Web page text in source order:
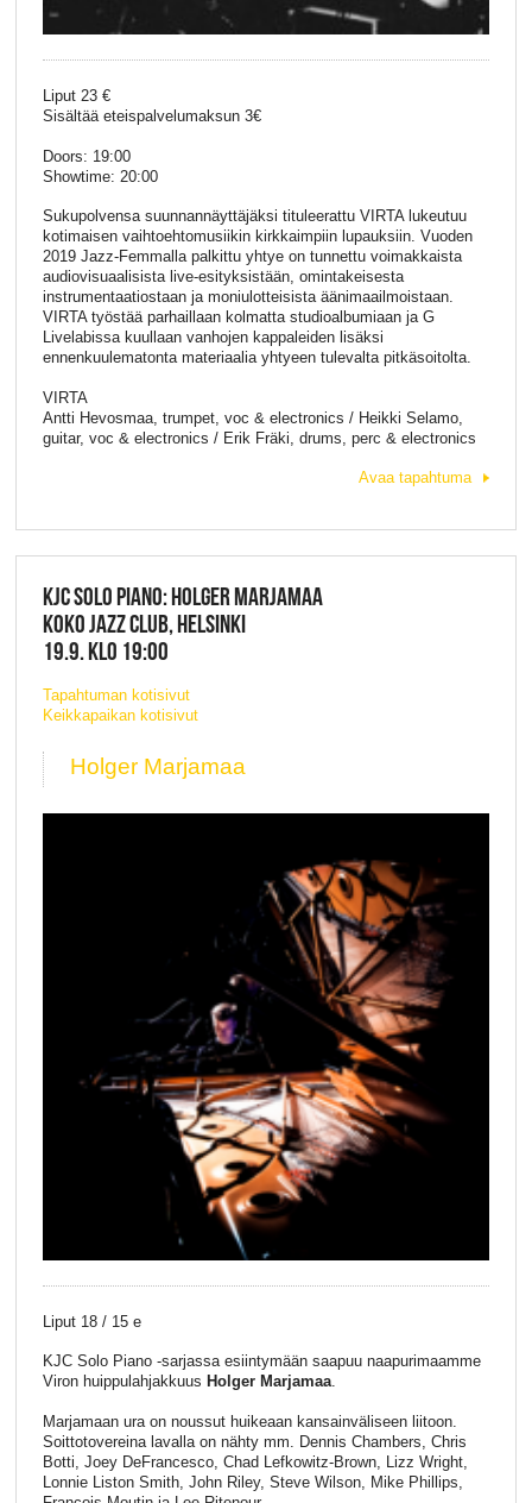
Liput 23 €
Sisältää eteispalvelumaksun 3€
Doors: 19:00
Showtime: 20:00
Sukupolvensa suunnannäyttäjäksi tituleerattu VIRTA lukeutuu
kotimaisen vaihtoehtomusiikin kirkkaimpiin lupauksiin. Vuoden
2019 Jazz-Femmalla palkittu yhtye on tunnettu voimakkaista
audiovisuaalisista live-esityksistään, omintakeisesta
instrumentaatiostaan ja moniulotteisista äänimaailmoistaan.
VIRTA työstää parhaillaan kolmatta studioalbumiaan ja G
Livelabissa kuullaan vanhojen kappaleiden lisäksi
ennenkuulematonta materiaalia yhtyeen tulevalta pitkäsoitolta.
VIRTA
Antti Hevosmaa, trumpet, voc & electronics / Heikki Selamo,
guitar, voc & electronics / Erik Fräki, drums, perc & electronics
Avaa tapahtuma
KJC SOLO PIANO: HOLGER MARJAMAA
KOKO JAZZ CLUB, HELSINKI
19.9. KLO 19:00
Tapahtuman kotisivut
Keikkapaikan kotisivut
Holger Marjamaa
Liput 18 / 15 e
KJC Solo Piano -sarjassa esiintymään saapuu naapurimaamme
Viron huippulahjakkuus Holger Marjamaa.
Marjamaan ura on noussut huikeaan kansainväliseen liitoon.
Soittotovereina lavalla on nähty mm. Dennis Chambers, Chris
Botti, Joey DeFrancesco, Chad Lefkowitz-Brown, Lizz Wright,
Lonnie Liston Smith, John Riley, Steve Wilson, Mike Phillips,